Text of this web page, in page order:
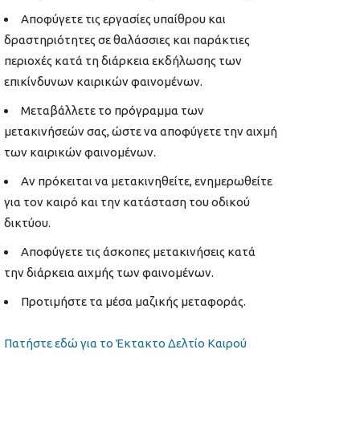
Αποφύγετε τις εργασίες υπαίθρου και
δραστηριότητες σε θαλάσσιες και παράκτιες
περιοχές κατά τη διάρκεια εκδήλωσης των
επικίνδυνων καιρικών φαινομένων.
Μεταβάλλετε το πρόγραμμα των
μετακινήσεών σας, ώστε να αποφύγετε την αιχμή
των καιρικών φαινομένων.
Αν πρόκειται να μετακινηθείτε, ενημερωθείτε
για τον καιρό και την κατάσταση του οδικού
δικτύου.
Αποφύγετε τις άσκοπες μετακινήσεις κατά
την διάρκεια αιχμής των φαινομένων.
Προτιμήστε τα μέσα μαζικής μεταφοράς.
Πατήστε εδώ για το Έκτακτο Δελτίο Καιρού